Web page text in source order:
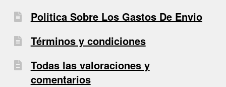
Politica Sobre Los Gastos De Envio
Términos y condiciones
Todas las valoraciones y
comentarios